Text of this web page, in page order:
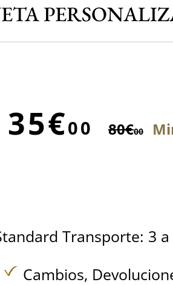
35€00 80€00
Transporte: 3
Cambios,